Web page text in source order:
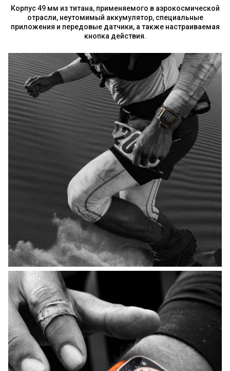
Корпус 49 мм из титана, применяемого в аэрокосмической
отрасли, неутомимый аккумулятор, специальные
приложения и передовые датчики, а также настраиваемая
кнопка действия.